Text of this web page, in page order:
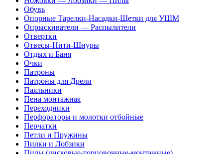
Обувь
Опорные Тарелки-Насадки-Щетки для УШМ
Опрыскиватели — Распылители
Отвертки
Отвесы-Нити-Шнуры
Отдых и Баня
Очки
Патроны
Патроны для Дрели
Паяльники
Пена монтажная
Переходники
Перфораторы и молотки отбойные
Перчатки
Петли и Пружины
Пилки и Лобзики